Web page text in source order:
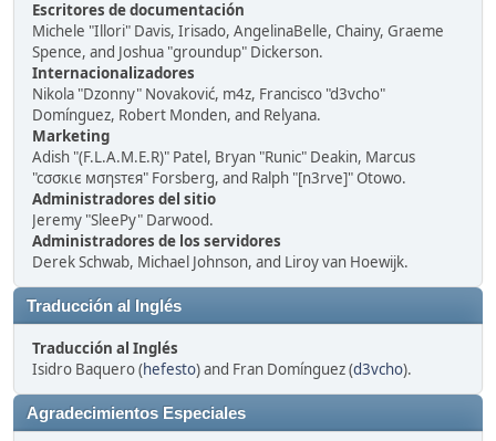
Escritores de documentación
Michele "Illori" Davis, Irisado, AngelinaBelle, Chainy, Graeme
Spence, and Joshua "groundup" Dickerson.
Internacionalizadores
Nikola "Dzonny" Novaković, m4z, Francisco "d3vcho"
Domínguez, Robert Monden, and Relyana.
Marketing
Adish "(F.L.A.M.E.R)" Patel, Bryan "Runic" Deakin, Marcus
"cσσкιє мσηѕтєя" Forsberg, and Ralph "[n3rve]" Otowo.
Administradores del sitio
Jeremy "SleePy" Darwood.
Administradores de los servidores
Derek Schwab, Michael Johnson, and Liroy van Hoewijk.
Traducción al Inglés
Traducción al Inglés
Isidro Baquero (hefesto) and Fran Domínguez (d3vcho).
Agradecimientos Especiales